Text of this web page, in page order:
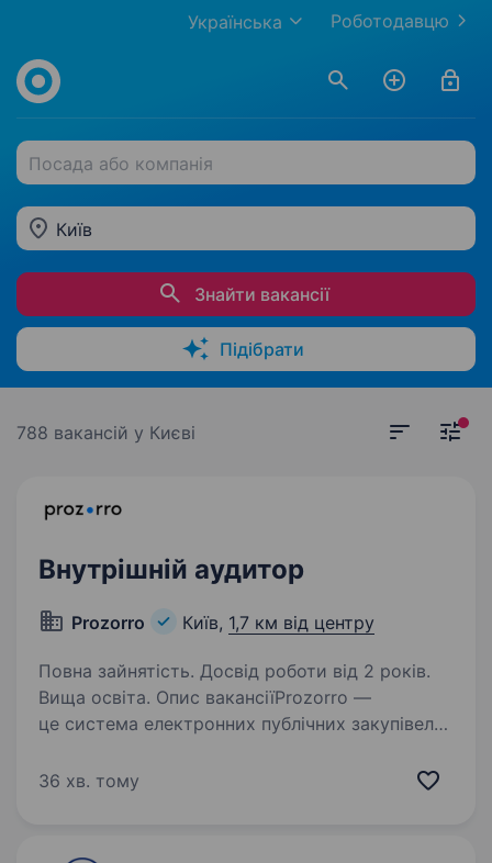
Роботодавцю
Українська
Посада або компанія
Київ
Знайти вакансії
Підібрати
788 вакансій у Києві
Внутрішній аудитор
Prozorro Київ, 1,7 км від центру
Повна зайнятість. Досвід роботи від 2 років.
Вища освіта. Опис вакансіїProzorro —
це система електронних публічних закупівель,
«Всі бачать все» — наш основний принцип.
36 хв. тому